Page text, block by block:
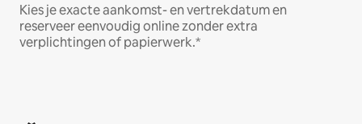
Kies je exacte aankomst- en vertrekdatum en
reserveer eenvoudig online zonder extra
verplichtingen of papierwerk.*